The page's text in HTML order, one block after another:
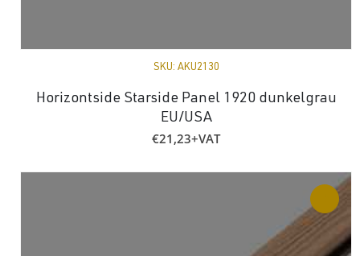
SKU: AKU2130
Horizontside Starside Panel 1920 dunkelgrau
EU/USA
€21,23+VAT